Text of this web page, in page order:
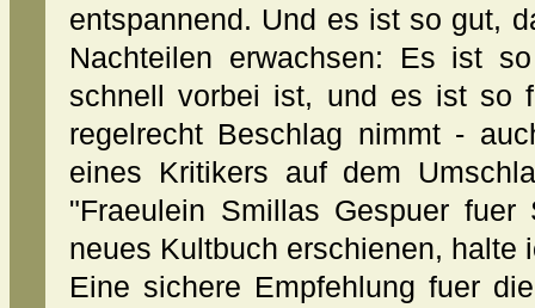
entspannend. Und es ist so gut,
Nachteilen erwachsen: Es ist
schnell vorbei ist, und es ist so
regelrecht Beschlag nimmt -
eines Kritikers auf dem
"Fraeulein Smillas Gespuer
neues Kultbuch erschienen, halte
Eine sichere Empfehlung fuer